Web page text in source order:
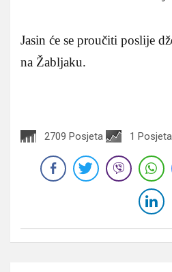
Jasin će se proučiti poslije
na Žabljaku.
2709 Posjeta 1